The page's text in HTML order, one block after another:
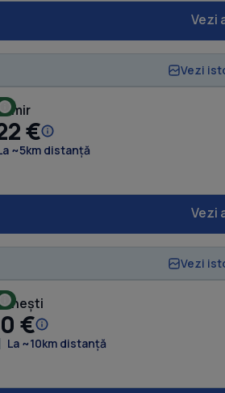
Vezi
Vezi
€
~5km distanță
Vezi
Vezi
€
La ~10km distanță